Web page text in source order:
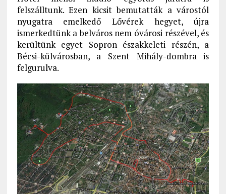
felszálltunk. Ezen kicsit bemutatták a várostól
nyugatra emelkedő Lővérek hegyet, újra
ismerkedtünk a belváros nem óvárosi részével, és
kerültünk egyet Sopron északkeleti részén, a
Bécsi-külvárosban, a Szent Mihály-dombra is
felgurulva.